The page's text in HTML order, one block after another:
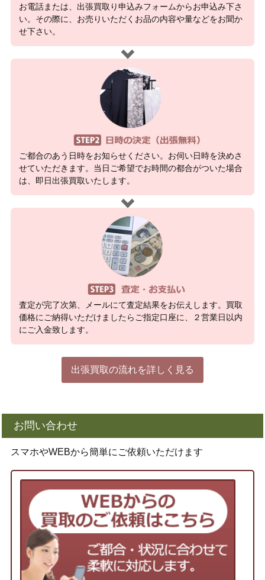
お電話または、出張買取り申込みフォームからお申込み下さ
い。その際に、お売りいただくお品の内容や量などをお聞か
せ下さい。
ご都合のあう日時をお知らせください。お伺い日時を決めさ
せていただきます。当日ご希望でお時間の都合がついた場合
は、即日出張買取いたします。
査定が完了次第、メールにて査定結果をお伝えします。買取
価格にご納得いただけましたらご指定口座に、２営業日以内
にご入金致します。
出張買取の流れを詳しく見る
お問い合わせ
スマホやWEBから簡単にご依頼いただけます